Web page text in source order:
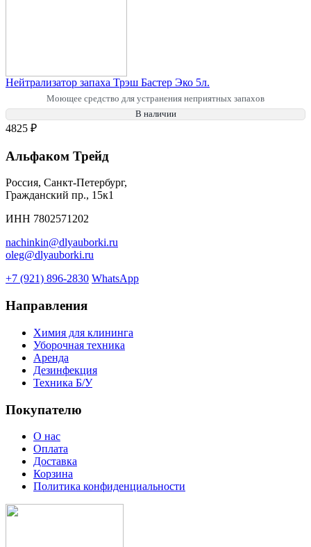
Нейтрализатор запаха Трэш Бастер Эко 5л.
Моющее средство для устранения неприятных запахов
В наличии
4825 ₽
Альфаком Трейд
Россия, Санкт-Петербург,
Гражданский пр., 15к1
ИНН 7802571202
nachinkin@dlyauborki.ru
oleg@dlyauborki.ru
+7 (921) 896-2830 WhatsApp
Направления
Химия для клининга
Уборочная техника
Аренда
Дезинфекция
Техника Б/У
Покупателю
О нас
Оплата
Доставка
Корзина
Политика конфиденциальности